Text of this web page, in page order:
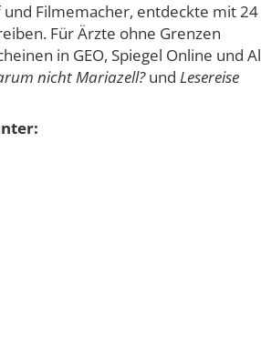
und Filmemacher, entdeckte mit 24
Für Ärzte ohne Grenzen
in GEO, Spiegel Online und Al
nicht Mariazell?und Lesereise